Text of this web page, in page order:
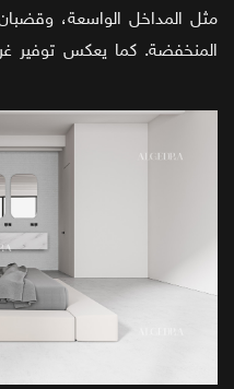
مثل المداخل الواسعة،
المنخفضة. كما يعكس توفير